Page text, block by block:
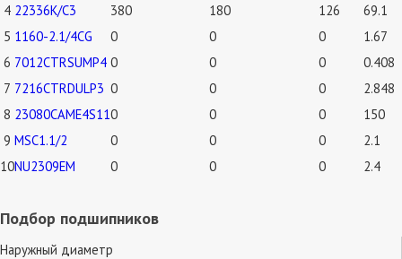
4 22336K/C3 380 180 126
69.1
5 1160-2.1/4CG 0 0 0
1.67
6 7012CTRSUMP4 0 0 0
0.408
7 7216CTRDULP3 0 0 0
2.848
8 23080CAME4S110 0 0
150
9 MSC1.1/2 0 0 0
2.1
10NU2309EM 0 0 0 2.4
Подбор подшипников
Наружный диаметр